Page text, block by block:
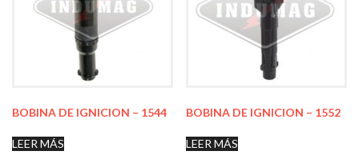
BOBINA DE IGNICION – 1544
LEER MÁS
BOBINA DE IGNICION – 1552
LEER MÁS